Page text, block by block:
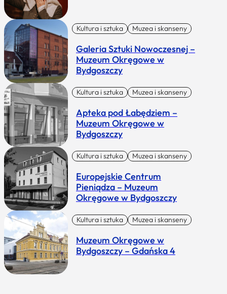
Kultura i sztuka Muzea i skanseny
Galeria Sztuki Nowoczesnej –
Muzeum Okręgowe w
Bydgoszczy
Kultura i sztuka Muzea i skanseny
Apteka pod Łabędziem –
Muzeum Okręgowe w
Bydgoszczy
Kultura i sztuka Muzea i skanseny
Europejskie Centrum
Pieniądza – Muzeum
Okręgowe w Bydgoszczy
Kultura i sztuka Muzea i skanseny
Muzeum Okręgowe w
Bydgoszczy – Gdańska 4